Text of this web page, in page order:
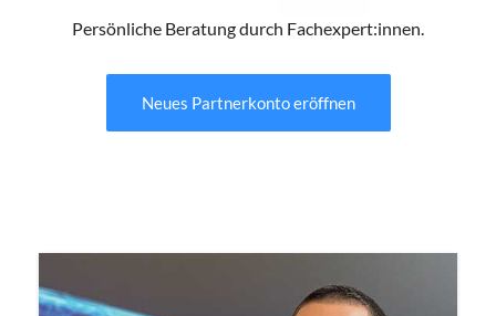
Persönliche Beratung durch Fachexpert:innen.
Neues Partnerkonto eröffnen